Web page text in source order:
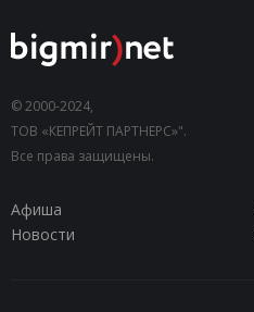
© 2000-2024,
ТОВ «КЕПРЕЙТ ПАРТНЕРС»".
Все права защищены.
Афиша
Новости